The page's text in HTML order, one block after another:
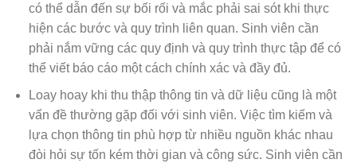
có thể dẫn đến sự bối rối và mắc phải sai sót khi thực
hiện các bước và quy trình liên quan. Sinh viên cần
phải nắm vững các quy định và quy trình thực tập để có
thể viết báo cáo một cách chính xác và đầy đủ.
Loay hoay khi thu thập thông tin và dữ liệu cũng là một
vấn đề thường gặp đối với sinh viên. Việc tìm kiếm và
lựa chọn thông tin phù hợp từ nhiều nguồn khác nhau
đòi hỏi sự tốn kém thời gian và công sức. Sinh viên cần